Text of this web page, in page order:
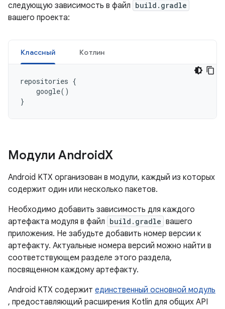
следующую зависимость в файл build.gradle
вашего проекта:
Классный Котлин
repositories {
google()
}
Модули AndroidX
Android KTX организован в модули, каждый из которых
содержит один или несколько пакетов.
Необходимо добавить зависимость для каждого
артефакта модуля в файл build.gradle вашего
приложения. Не забудьте добавить номер версии к
артефакту. Актуальные номера версий можно найти в
соответствующем разделе этого раздела,
посвященном каждому артефакту.
Android KTX содержит единственный основной модуль
, предоставляющий расширения Kotlin для общих API